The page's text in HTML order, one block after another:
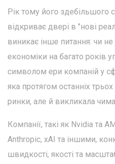
Рік тому його здебільшого
відкриває двері в "нові
виникає інше питання: чи
економіки на багато років
символом ери компаній у
яка протягом останніх
ринки, але й викликала
Компанії, такі як Nvidia та
Anthropic, xAI та іншими,
швидкості, якості та